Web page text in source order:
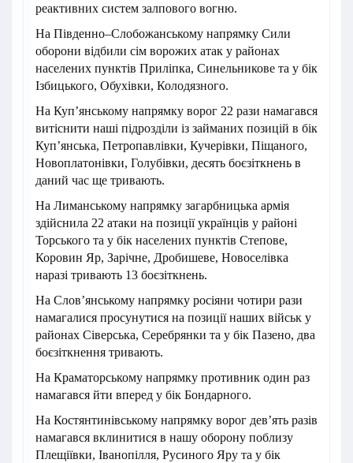
реактивних систем залпового вогню.
На Південно–Слобожанському напрямку Сили
оборони відбили сім ворожих атак у районах
населених пунктів Приліпка, Синельникове та у бік
Ізбицького, Обухівки, Колодязного.
На Куп’янському напрямку ворог 22 рази намагався
витіснити наші підрозділи із займаних позицій в бік
Куп’янська, Петропавлівки, Кучерівки, Піщаного,
Новоплатонівки, Голубівки, десять боєзіткнень в
даний час ще тривають.
На Лиманському напрямку загарбницька армія
здійснила 22 атаки на позиції українців у районі
Торського та у бік населених пунктів Степове,
Коровин Яр, Зарічне, Дробишеве, Новоселівка
наразі тривають 13 боєзіткнень.
На Слов’янському напрямку росіяни чотири рази
намагалися просунутися на позиції наших військ у
районах Сіверська, Серебрянки та у бік Пазено, два
боєзіткнення тривають.
На Краматорському напрямку противник один раз
намагався йти вперед у бік Бондарного.
На Костянтинівському напрямку ворог дев’ять разів
намагався вклинитися в нашу оборону поблизу
Плещіївки, Іванопілля, Русиного Яру та у бік